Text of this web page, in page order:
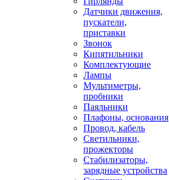
Датчики движения,
пускатели,
приставки
Звонок
Кипятильники
Комплектующие
Лампы
Мультиметры,
пробники
Паяльники
Плафоны, основания
Провод, кабель
Светильники,
прожекторы
Стабилизаторы,
зарядные устройства